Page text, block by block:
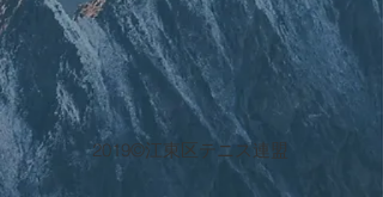
2019©江東区テニス連盟